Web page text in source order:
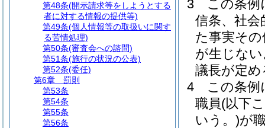
3
この条例
信条、社会
た事実そ
が生じな
議長が定
4
この条例
職員(以下
いう。)が
第48条(開示請求等をしようとする
者に対する情報の提供等)
第49条(個人情報等の取扱いに関す
る苦情処理)
第50条(審査会への諮問)
第51条(施行の状況の公表)
第52条(委任)
第6章
罰則
第53条
第54条
第55条
第56条